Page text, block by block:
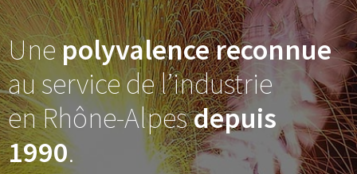
Unepolyvalence reconnue
au service de l’industrie
en Rhône-Alpesdepuis
1990.